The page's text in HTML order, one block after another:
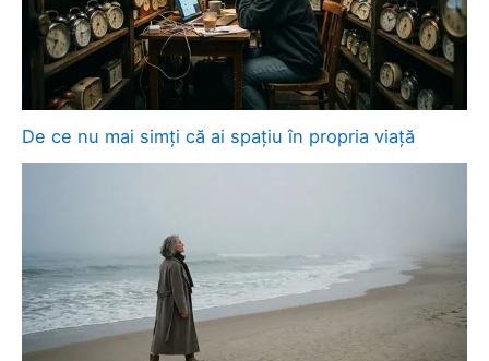
De ce nu mai simți că ai spațiu în propria viață